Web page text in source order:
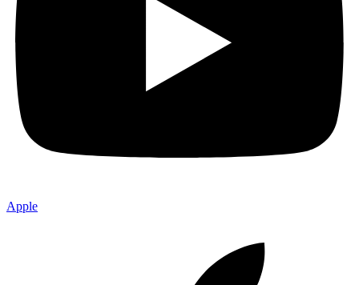
Apple